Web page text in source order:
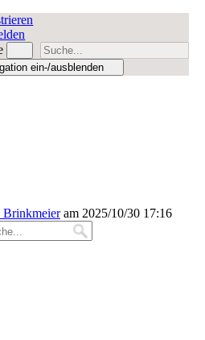
ein-/ausblenden
Brinkmeieram 2025/10/30 17:16